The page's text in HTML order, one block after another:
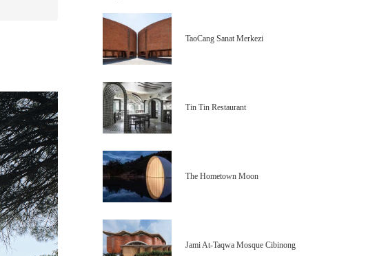
TaoCang Sanat Merkezi
Tin Tin Restaurant
The Hometown Moon
Jami At-Taqwa Mosque Cibinong